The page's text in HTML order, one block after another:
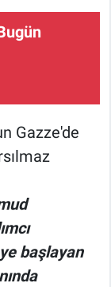
Gazze'de
başlayan